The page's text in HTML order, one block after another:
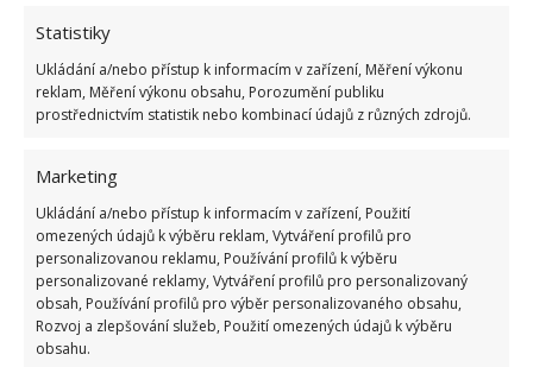
Statistiky
Ukládání a/nebo přístup k informacím v zařízení, Měření výkonu
reklam, Měření výkonu obsahu, Porozumění publiku
prostřednictvím statistik nebo kombinací údajů z různých zdrojů.
Marketing
Ukládání a/nebo přístup k informacím v zařízení, Použití
omezených údajů k výběru reklam, Vytváření profilů pro
personalizovanou reklamu, Používání profilů k výběru
personalizované reklamy, Vytváření profilů pro personalizovaný
obsah, Používání profilů pro výběr personalizovaného obsahu,
Rozvoj a zlepšování služeb, Použití omezených údajů k výběru
obsahu.
Vše co je potřeba
Pravda, k dlouhodobému bydlení tato dřevostavba
asi nebude, ale jako chatka na nouzové přespání
také není. A to hlavně proto, že je zde k dispozici